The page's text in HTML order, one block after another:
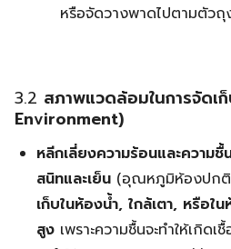
หรือจัดวางพาดไปตามตัว
3.2 สภาพแวดล้อมในการจัดเ
Environment)
หลีกเลี่ยงความร้อนและความชื้
สนิทและเย็น (อุณหภูมิห้องปกติ
เก็บในห้องน้ำ, ใกล้เตา, หรือใ
สูง เพราะความชื้นจะทำให้เกิด